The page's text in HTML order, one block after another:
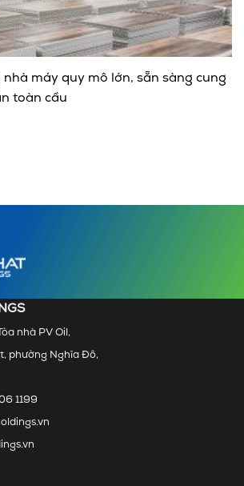
máy quy mô lớn, sẵn sàng cung
toàn cầu
nhà PV Oil,
phường Nghĩa Đô,
1199